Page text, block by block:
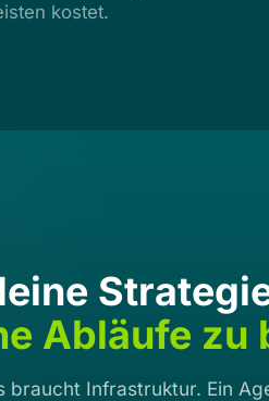
kostet.
Abläufe zu
braucht Infrastruktur. Ein